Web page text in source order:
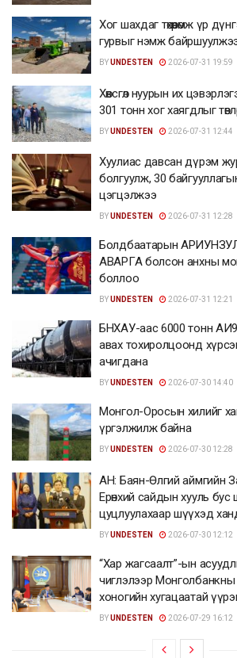
Хог шахдаг төхөөрөмж үр
гурвыг нэмж
BYUNDESTEN 2026-07-31 19:59
Хөвсгөл нуурын их
301 тонн хог хаягдлыг
BYUNDESTEN 2026-07-31 12:44
Хуулиас давсан дүрэм
болгуулж, 30
цэгцэлжээ
BYUNDESTEN 2026-07-31 12:28
Болдбаатарын
АВАРГА болсон анхны
боллоо
BYUNDESTEN 2026-07-31 12:21
БНХАУ-аас 6000 тонн
авах тохиролцоонд
ачигдана
BYUNDESTEN 2026-07-30 14:40
Монгол-Оросын хилийг
үргэлжилж байна
BYUNDESTEN 2026-07-30 12:28
АН: Баян-Өлгий аймгийн
Ерөнхий сайдын хууль
цуцлуулахаар шүүхэд
BYUNDESTEN 2026-07-30 12:12
“Хар жагсаалт”-ын
чиглэлээр
хоногийн хугацаатай үүрэг
BYUNDESTEN 2026-07-29 16:12